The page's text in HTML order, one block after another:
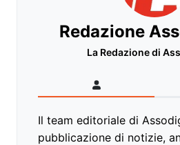
Redazione
La Redazione di
Il team editoriale di
pubblicazione di notizie,